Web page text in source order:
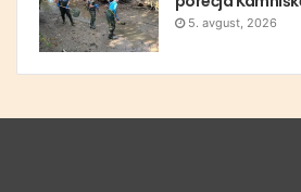
5. avgust, 2026